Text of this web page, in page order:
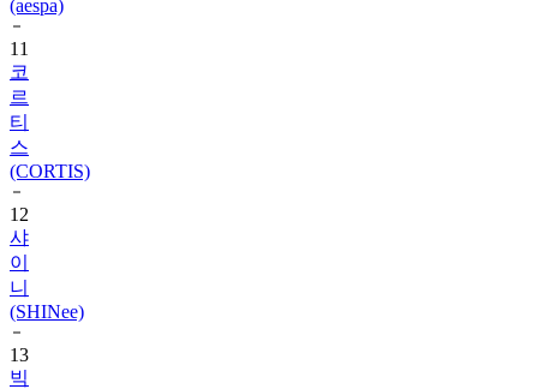
(aespa)
11
코
르
티
스
(CORTIS)
12
샤
이
니
(SHINee)
13
빅